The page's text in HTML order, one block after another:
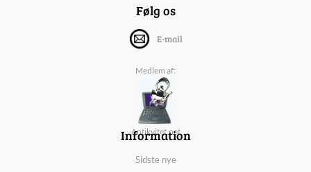
Følg os
E-mail
Medlem af:
Antikvitet.net
Information
Sidste nye